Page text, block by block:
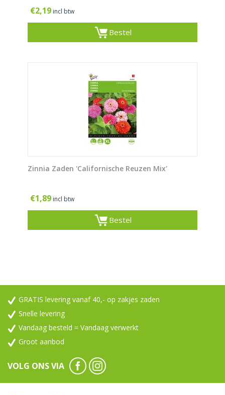
€2,19 incl btw
Bestel
Zinnia Zaden 'Californische Reuzen Mix'
€1,89 incl btw
Bestel
GRATIS levering vanaf 40,- op zakjes zaden
Snelle levering
Vandaag besteld = Vandaag verwerkt
Groot aanbod
VOLG ONS VIA